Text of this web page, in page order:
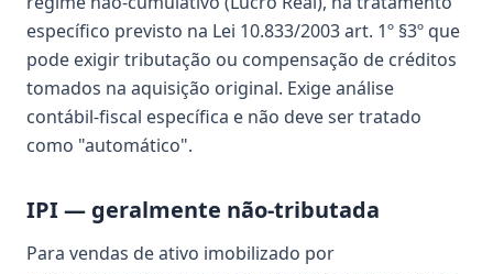
específico previsto na Lei 10.833/2003 art. 1º §3º que
pode exigir tributação ou compensação de créditos
tomados na aquisição original. Exige análise
contábil-fiscal específica e não deve ser tratado
como "automático".
IPI — geralmente não-tributada
Para vendas de ativo imobilizado por